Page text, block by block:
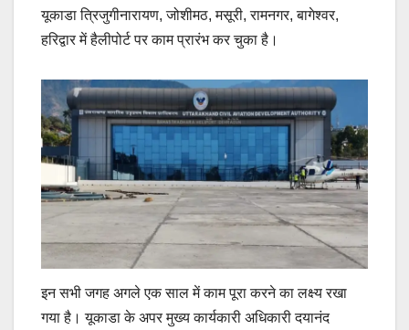
यूकाडा त्रिजुगीनारायण, जोशीमठ, मसूरी, रामनगर, बागेश्वर,
हरिद्वार में हैलीपोर्ट पर काम प्रारंभ कर चुका है।
इन सभी जगह अगले एक साल में काम पूरा करने का लक्ष्य रखा
गया है। यूकाडा के अपर मुख्य कार्यकारी अधिकारी दयानंद